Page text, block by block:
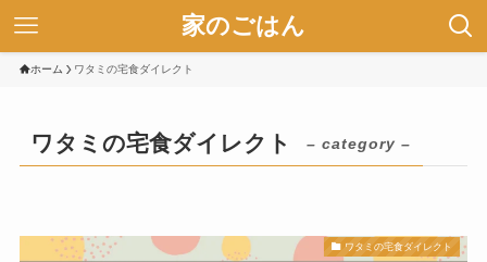
家のごはん
ホーム ワタミの宅食ダイレクト
ワタミの宅食ダイレクト – category –
ワタミの宅食ダイレクト